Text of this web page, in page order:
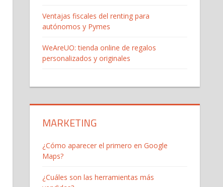
Ventajas fiscales del renting para
autónomos y Pymes
WeAreUO: tienda online de regalos
personalizados y originales
MARKETING
¿Cómo aparecer el primero en Google
Maps?
¿Cuáles son las herramientas más